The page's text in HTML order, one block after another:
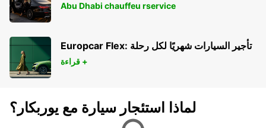
Abu Dhabi chauffeu rservice
Europcar Flex: تأجير السيارات شهريًا لكل رحلة
قراءة +
لماذا استئجار سيارة مع يوربكار؟